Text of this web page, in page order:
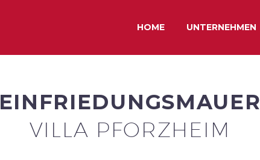
HOME UNTERNEHMEN
EINFRIEDUNGSMAUER
VILLA PFORZHEIM